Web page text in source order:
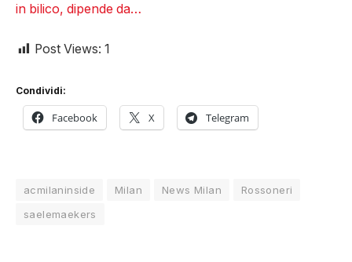
in bilico, dipende da…
Post Views: 1
Condividi:
Facebook X Telegram
acmilaninside Milan News Milan
Rossoneri
saelemaekers